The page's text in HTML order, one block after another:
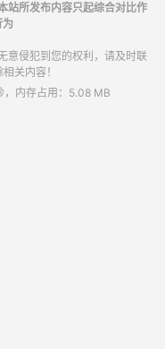
站所发布内容只起综合对比作
为
意侵犯到您的权利，请及时联
关内容！
，内存占用：5.08 MB